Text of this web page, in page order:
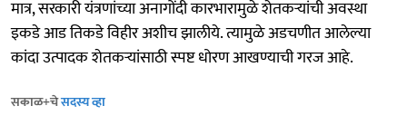
मात्र, सरकारी यंत्रणांच्या अनागोंदी कारभारामुळे शेतकऱ्यांची अवस्था
इकडे आड तिकडे विहीर अशीच झालीये. त्यामुळे अडचणीत आलेल्या
कांदा उत्पादक शेतकऱ्यांसाठी स्पष्ट धोरण आखण्याची गरज आहे.
सकाळ+चेसदस्य व्हा